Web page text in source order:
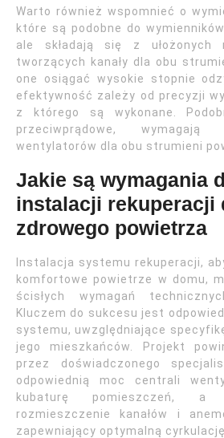
Warto również wspomnieć o
które są podobne do
ale składają się z ułożonych
tworzących kanały dla obu
one osiągać wysokie stopnie
efektywność zależy od precyzji
z którego są wykonane.
przeciwprądowe, wymagają
wentylatorów dla obu strumieni
Jakie są wymagania
instalacji rekuperacji
zdrowego powietrza
Instalacja systemu rekuperacji,
komfortowe powietrze w domu,
ścisłych wymagań
Kluczem do sukcesu jest
systemu, uwzględniające
jego mieszkańców. Projekt
przez doświadczonego
odpowiednią moc centrali
kubaturę pomieszczeń, a
rozmieszczenie kanałów i
zapewniający optymalną